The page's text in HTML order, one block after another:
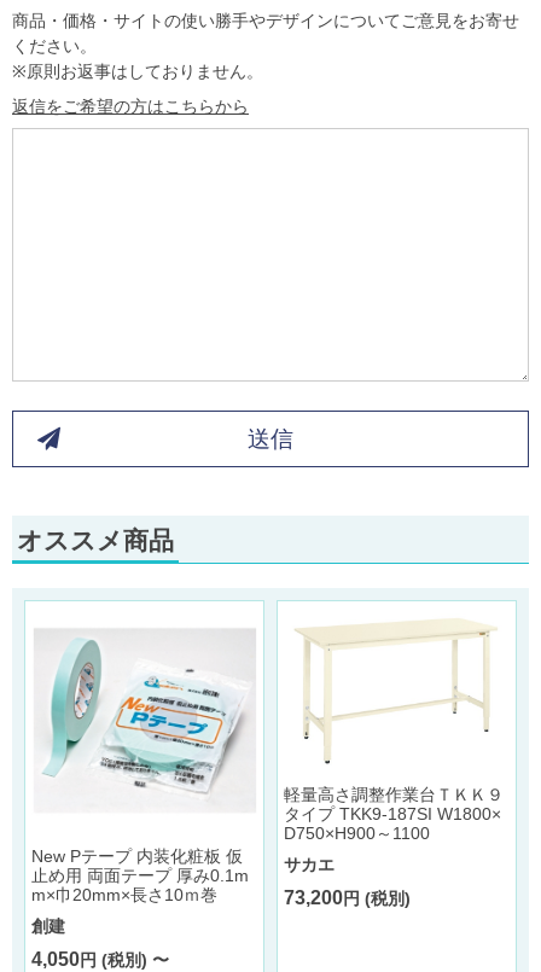
商品・価格・サイトの使い勝手やデザインについてご意見をお寄せ
ください。
※原則お返事はしておりません。
返信をご希望の方はこちらから
送信
オススメ商品
New Pテープ 内装化粧板 仮
止め用 両面テープ 厚み0.1m
m×巾20mm×長さ10ｍ巻
創建
4,050円 (税別) 〜
軽量高さ調整作業台ＴＫＫ９
タイプ TKK9-187SI W1800×
D750×H900～1100
サカエ
73,200円 (税別)